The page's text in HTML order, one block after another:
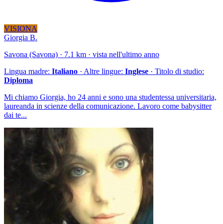
VISIONA
Giorgia B.
Savona (Savona) · 7.1 km · vista nell'ultimo anno
Lingua madre: Italiano · Altre lingue: Inglese · Titolo di studio:
Diploma
Mi chiamo Giorgia, ho 24 anni e sono una studentessa universitaria,
laureanda in scienze della comunicazione. Lavoro come babysitter
dai te...